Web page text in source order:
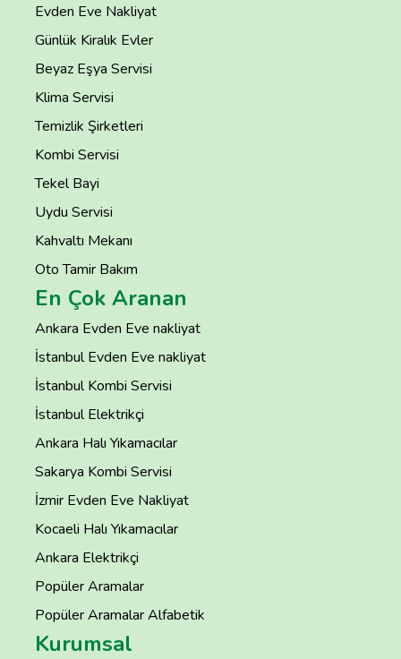
Evden Eve Nakliyat
Günlük Kiralık Evler
Beyaz Eşya Servisi
Klima Servisi
Temizlik Şirketleri
Kombi Servisi
Tekel Bayi
Uydu Servisi
Kahvaltı Mekanı
Oto Tamir Bakım
En Çok Aranan
Ankara Evden Eve nakliyat
İstanbul Evden Eve nakliyat
İstanbul Kombi Servisi
İstanbul Elektrikçi
Ankara Halı Yıkamacılar
Sakarya Kombi Servisi
İzmir Evden Eve Nakliyat
Kocaeli Halı Yıkamacılar
Ankara Elektrikçi
Popüler Aramalar
Popüler Aramalar Alfabetik
Kurumsal